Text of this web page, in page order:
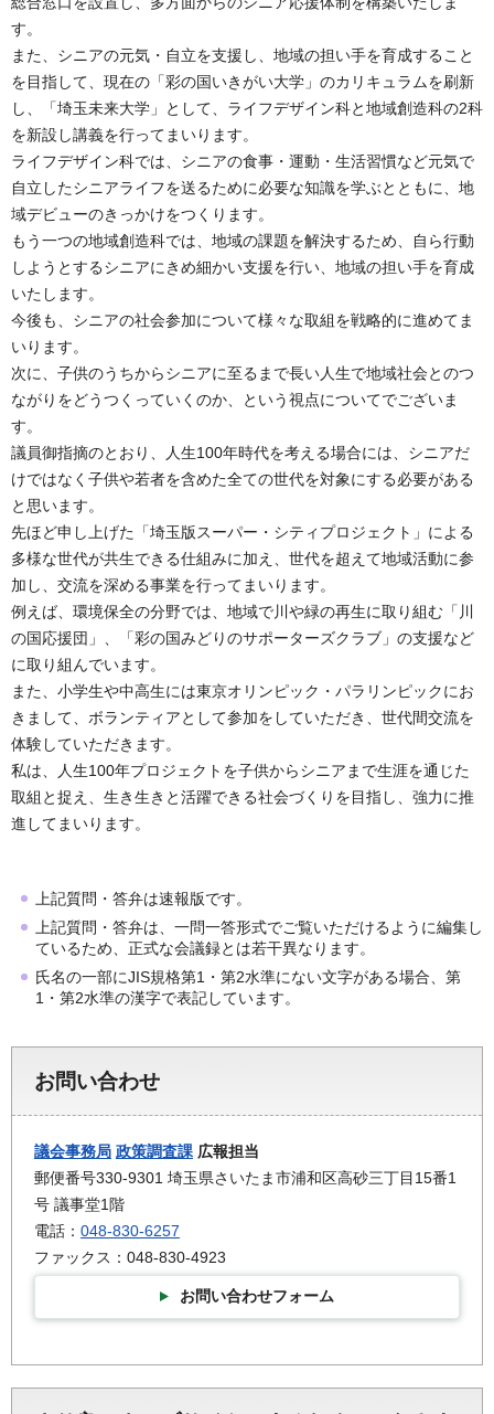
す。
また、シニアの元気・自立を支援し、地域の担い手を育成すること
を目指して、現在の「彩の国いきがい大学」のカリキュラムを刷新
し、「埼玉未来大学」として、ライフデザイン科と地域創造科の2科
を新設し講義を行ってまいります。
ライフデザイン科では、シニアの食事・運動・生活習慣など元気で
自立したシニアライフを送るために必要な知識を学ぶとともに、地
域デビューのきっかけをつくります。
もう一つの地域創造科では、地域の課題を解決するため、自ら行動
しようとするシニアにきめ細かい支援を行い、地域の担い手を育成
いたします。
今後も、シニアの社会参加について様々な取組を戦略的に進めてま
いります。
次に、子供のうちからシニアに至るまで長い人生で地域社会とのつ
ながりをどうつくっていくのか、という視点についてでございま
す。
議員御指摘のとおり、人生100年時代を考える場合には、シニアだ
けではなく子供や若者を含めた全ての世代を対象にする必要がある
と思います。
先ほど申し上げた「埼玉版スーパー・シティプロジェクト」による
多様な世代が共生できる仕組みに加え、世代を超えて地域活動に参
加し、交流を深める事業を行ってまいります。
例えば、環境保全の分野では、地域で川や緑の再生に取り組む「川
の国応援団」、「彩の国みどりのサポーターズクラブ」の支援など
に取り組んでいます。
また、小学生や中高生には東京オリンピック・パラリンピックにお
きまして、ボランティアとして参加をしていただき、世代間交流を
体験していただきます。
私は、人生100年プロジェクトを子供からシニアまで生涯を通じた
取組と捉え、生き生きと活躍できる社会づくりを目指し、強力に推
進してまいります。
上記質問・答弁は速報版です。
上記質問・答弁は、一問一答形式でご覧いただけるように編集し
ているため、正式な会議録とは若干異なります。
氏名の一部にJIS規格第1・第2水準にない文字がある場合、第
1・第2水準の漢字で表記しています。
お問い合わせ
議会事務局 政策調査課 広報担当
郵便番号330-9301 埼玉県さいたま市浦和区高砂三丁目15番1
号 議事堂1階
電話： 048-830-6257
ファックス：048-830-4923
お問い合わせフォーム